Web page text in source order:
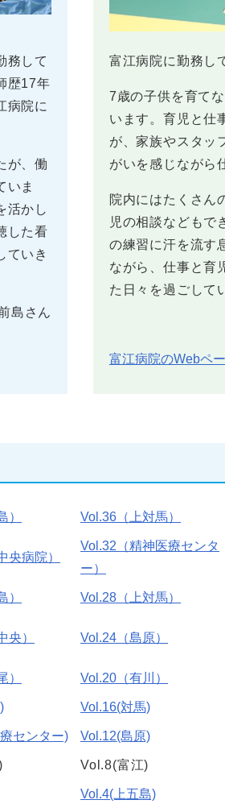
務して
歴17年
病院に
が、働
いま
活かし
した看
ていき
島さん
富江病院に勤務し
7歳の子供を育て
います。育児と仕
が、家族やスタッ
がいを感じながら
院内にはたくさん
児の相談などもで
の練習に汗を流す
ながら、仕事と育
た日々を過ごして
富江病院のWebペ
） Vol.36（上対馬）
央病院）
Vol.32（精神医療センタ
ー）
） Vol.28（上対馬）
央） Vol.24（島原）
） Vol.20（有川）
Vol.16(対馬)
センター) Vol.12(島原)
Vol.8(富江)
Vol.4(上五島)